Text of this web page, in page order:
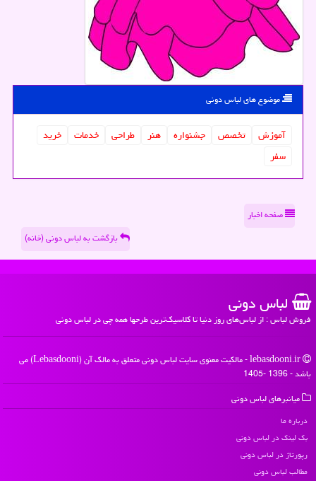
موضوع های لباس دونی
آموزش تخصص جشنواره هنر طراحی خدمات
خرید
سفر
صفحه اخبار
بازگشت به لباس دونی (خانه)
لباس دونی
فروش لباس : از لباس‌های روز دنیا تا کلاسیک‌ترین طرحها همه چی در لباس دونی
lebasdooni.ir - مالکیت معنوی سایت لباس دونی متعلق به مالک آن (Lebasdooni) می
باشد - 1396 -1405
میانبرهای لباس دونی
درباره ما
بک لینک در لباس دونی
رپورتاژ در لباس دونی
مطالب لباس دونی